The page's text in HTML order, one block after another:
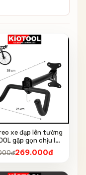
xe đạp lên tường
gập gọn chịu lực
móc treo mũ bảo
269.000đ